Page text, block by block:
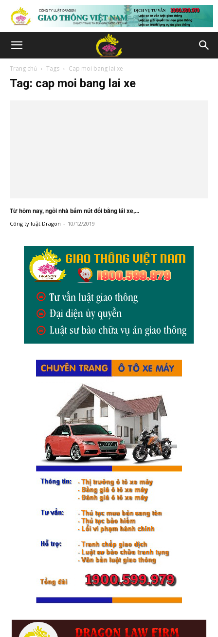
Trang chủ Tags Cap moi bang lai xe
Tag: cap moi bang lai xe
Từ hôm nay, ngồi nhà bấm nút đổi bằng lái xe,...
Công ty luật Dragon - 10/12/2019